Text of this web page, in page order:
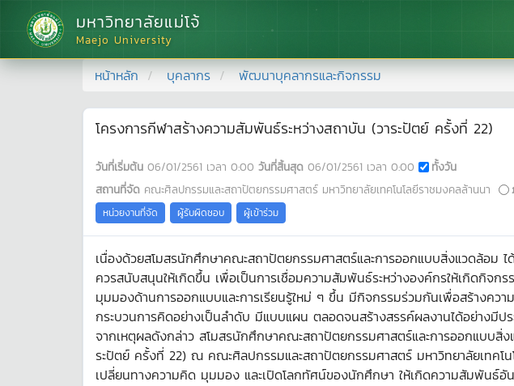
มหาวิทยาลัยแม่โจ้
Maejo University
หน้าหลัก บุคลากร พัฒนาบุคลากรและกิจกรรม
โครงการกีฬาสร้างความสัมพันธ์ระหว่างสถาบัน (วาระปัตย์ ครั้งที่ 22)
วันที่เริ่มต้น 06/01/2561 เวลา 0:00 วันที่สิ้นสุด 06/01/2561 เวลา 0:00
ทั้งวัน
สถานที่จัด คณะศิลปกรรมและสถาปัตยกรรมศาสตร์ มหาวิทยาลัยเทคโนโลยีราชมงคลล้านนา
หน่วยงานที่จัด ผู้รับผิดชอบ ผู้เข้าร่วม
เนื่องด้วยสโมสรนักศึกษาคณะสถาปัตยกรรมศาสตร์และการออกแบบสิ่งแวดล้อม
ควรสนับสนุนให้เกิดขึ้น เพื่อเป็นการเชื่อมความสัมพันธ์ระหว่างองค์กรให้เกิดกิจ
มุมมองด้านการออกแบบและการเรียนรู้ใหม่ ๆ ขึ้น มีกิจกรรมร่วมกันเพื่อสร้างคว
กระบวนการคิดอย่างเป็นลำดับ มีแบบแผน ตลอดจนสร้างสรรค์ผลงานได้อย่างมี
จากเหตุผลดังกล่าว สโมสรนักศึกษาคณะสถาปัตยกรรมศาสตร์และการออกแบบสิ่
ระปัตย์ ครั้งที่ 22) ณ คณะศิลปกรรมและสถาปัตยกรรมศาสตร์ มหาวิทยาลัยเทคโ
เปลี่ยนทางความคิด มุมมอง และเปิดโลกทัศน์ของนักศึกษา ให้เกิดความสัมพันธ์อั